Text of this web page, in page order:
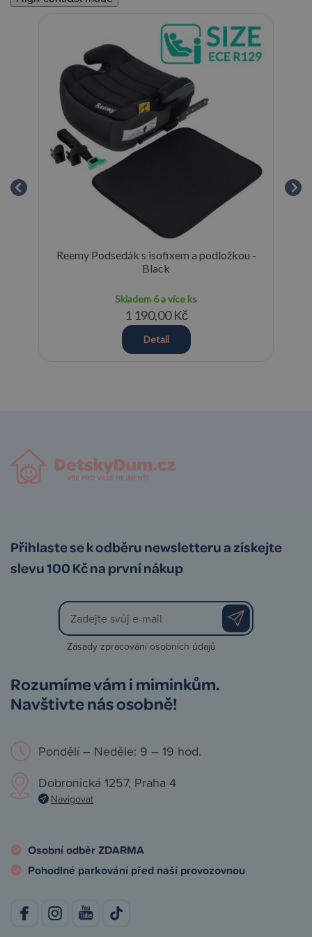
Reemy Podsedák s isofixem a podložkou -
Black
Skladem 6 a více ks
1 190,00 Kč
Detail
Přihlaste se k odběru newsletteru a získejte
slevu 100 Kč na první nákup
Zásady zpracování osobních údajů
Rozumíme vám i miminkům.
Navštivte nás osobně!
Pondělí – Neděle: 9 – 19 hod.
Dobronická 1257, Praha 4
Navigovat
Osobní odběr ZDARMA
Pohodlné parkování před naší provozovnou